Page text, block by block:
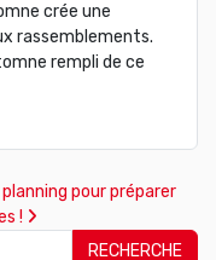
crée une
rassemblements.
rempli de ce
planning pour préparer
!